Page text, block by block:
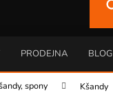
PRODEJNA BLOG
spony Kšandy